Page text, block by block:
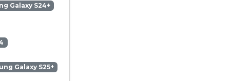
Galaxy S24+
Galaxy S25+